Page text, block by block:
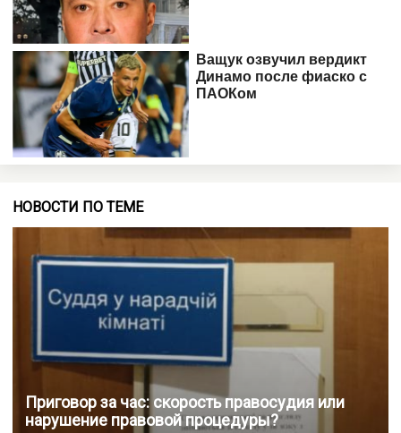
НОВОСТИ ПО ТЕМЕ
Приговор за час: скорость правосудия или
нарушение правовой процедуры?